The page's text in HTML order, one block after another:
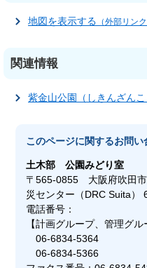
地図を表示する （外部リンク
関連情報
紫金山公園（しきんざんこ
このページに関するお問い
土木部公園みどり室
〒565-0855 大阪府吹田
災センター（DRC Suita） 6
電話番号：
【計画グループ、管理グ
06-6834-5364
06-6834-5366